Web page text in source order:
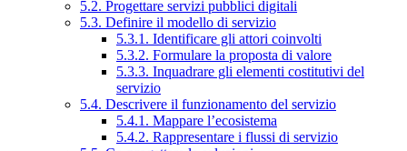
5.2. Progettare servizi pubblici digitali
5.3. Definire il modello di servizio
5.3.1. Identificare gli attori coinvolti
5.3.2. Formulare la proposta di valore
5.3.3. Inquadrare gli elementi costitutivi del
servizio
5.4. Descrivere il funzionamento del servizio
5.4.1. Mappare l’ecosistema
5.4.2. Rappresentare i flussi di servizio